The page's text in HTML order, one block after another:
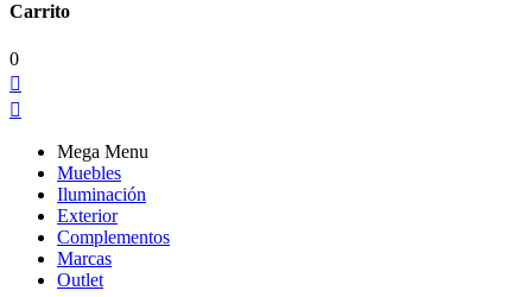
Carrito
0


Mega Menu
Muebles
Iluminación
Exterior
Complementos
Marcas
Outlet